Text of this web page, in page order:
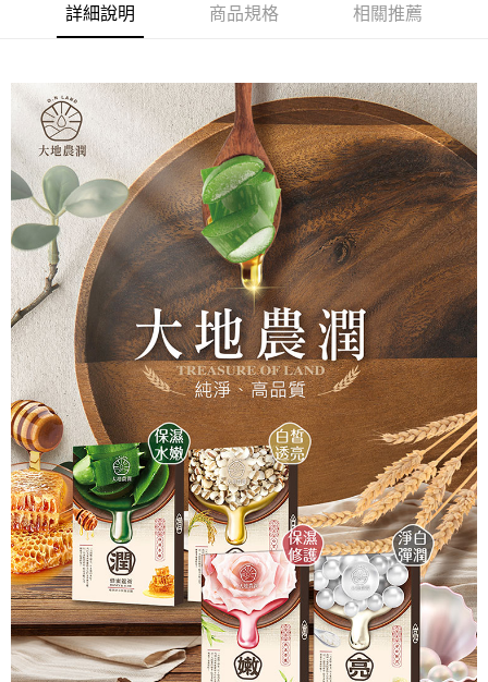
２．便利：只要手機號碼，簡訊認證，即可結帳。
１．於結帳方式選擇「AFTEE先享後付」後，將跳轉至「AFTEE先享後付」
結帳頁面，進行簡訊認證並確認金額後，即可完成結帳。
２．訂單成立數日內，您將收到繳費通知簡訊。
３．收到繳費通知簡訊後14天內，點擊此簡訊中的連結，可透過四大超商／
ATM／網路銀行／等多元方式進行付款，方視為交易完成。
※ 請注意：結帳手續完成當下不需立刻繳費，但若您需要取消訂單，請聯絡
購買商品的店家。未經商家同意取消之訂單仍視為有效，需透過AFTEE先享
後付繳納相關費用。
※ 交易是否成功請以「AFTEE先享後付 」之結帳頁面顯示為準，若有關於
是否繳費成功／繳費後需取消欲退款等相關疑問，請聯繫「AFTEE先享後付
客戶支援中心」 https://netprotections.freshdesk.com/support/home
【注意事項】
１．透過由恩沛科技股份有限公司提供之「AFTEE先享後付」服務完成之交
易，需依本服務之必要範圍內提供個人資料，並將交易相關給付款項請求債
權轉讓予恩沛科技股份有限公司。
２．關於個人資料處理事宜，請瀏覽以下網址：
https://aftee.tw/terms/#terms3
３．未成年的使用者請事先徵得法定代理人或監護人之同意方可使用
「AFTEE先享後付」，若未經同意申辦者引起之損失，本公司不負相關責
任。
４．使用「AFTEE先享後付」時，將依據個別帳號之用戶狀況，依本公司即
時審查核予不同之上限額度；若仍有額度不足之情形，本公司將視審查結果
請求用戶進行身份認證。
５．嚴禁一人註冊多個帳號或使用他人資訊註冊。若發現惡意使用之情形，
恩沛科技股份有限公司將有權停止該用戶之使用額度並採取法律行動。
每筆NT$100，滿NT$799(含以上)免運費
每筆NT$100，滿NT$799(含以上)免運費
宅配
每筆NT$100，滿NT$1,000(含以上)免運費
海外配送(普通) 查看運費
詳細說明 商品規格 相關推薦